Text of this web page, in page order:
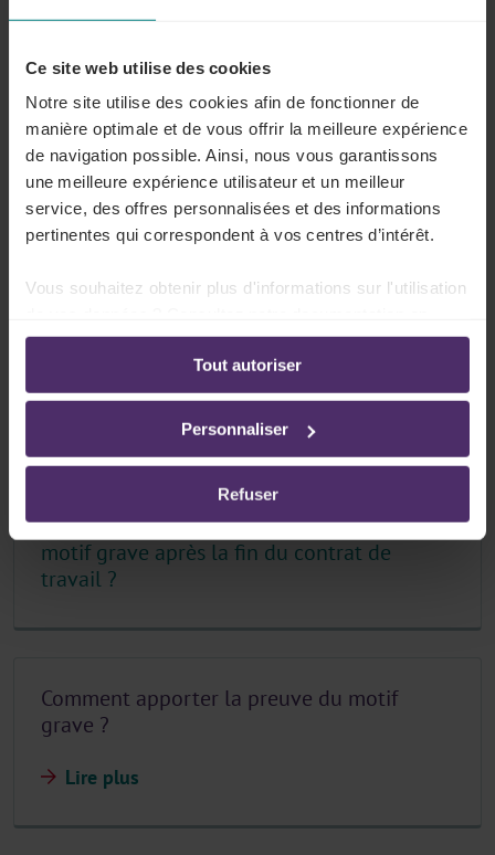
Ce site web utilise des cookies
Notre site utilise des cookies afin de fonctionner de
manière optimale et de vous offrir la meilleure expérience
de navigation possible. Ainsi, nous vous garantissons
une meilleure expérience utilisateur et un meilleur
service, des offres personnalisées et des informations
pertinentes qui correspondent à vos centres d’intérêt.
Vous souhaitez obtenir plus d'informations sur l'utilisation
ligne:
Politique de confidentialité-Politique en matière
d’utilisation des cookies
Tout autoriser
Personnaliser
Refuser
Quelles sont les sanctions en cas de non-
respect des conditions de forme ?
Lire plus
motif grave pendant le délai de préavis ?
Lire plus
Que peut faire l'employeur s'il découvre un
motif grave après la fin du contrat de
travail ?
Comment apporter la preuve du motif
grave ?
Lire plus